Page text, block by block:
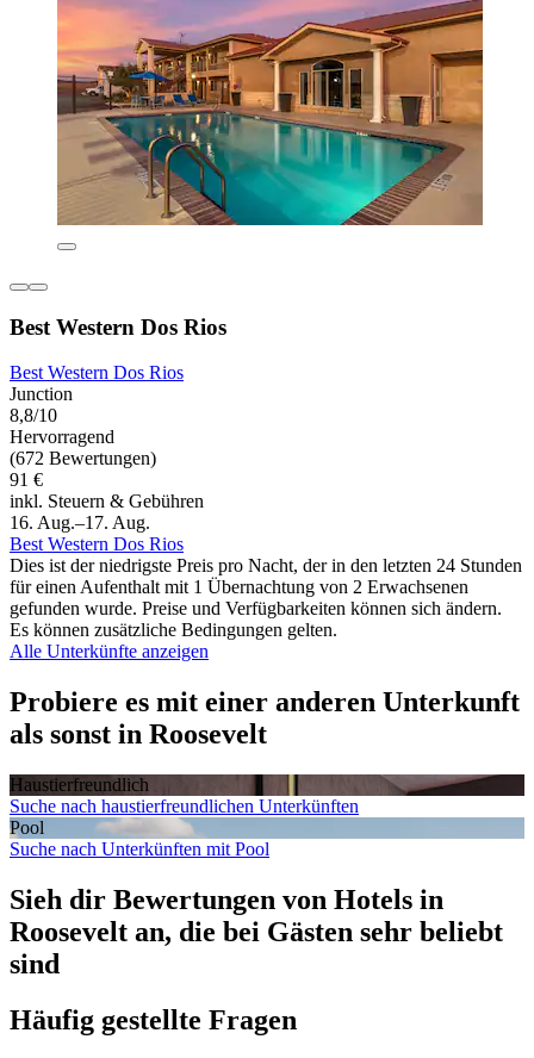
Best Western Dos Rios
Best Western Dos Rios
Junction
8,8/10
Hervorragend
(672 Bewertungen)
91 €
inkl. Steuern & Gebühren
16. Aug.–17. Aug.
Best Western Dos Rios
Dies ist der niedrigste Preis pro Nacht, der in den letzten 24 Stunden
für einen Aufenthalt mit 1 Übernachtung von 2 Erwachsenen
gefunden wurde. Preise und Verfügbarkeiten können sich ändern.
Es können zusätzliche Bedingungen gelten.
Alle Unterkünfte anzeigen
Probiere es mit einer anderen Unterkunft
als sonst in Roosevelt
Haustier­freundlich
Suche nach haustierfreundlichen Unterkünften
Pool
Suche nach Unterkünften mit Pool
Sieh dir Bewertungen von Hotels in
Roosevelt an, die bei Gästen sehr beliebt
sind
Häufig gestellte Fragen